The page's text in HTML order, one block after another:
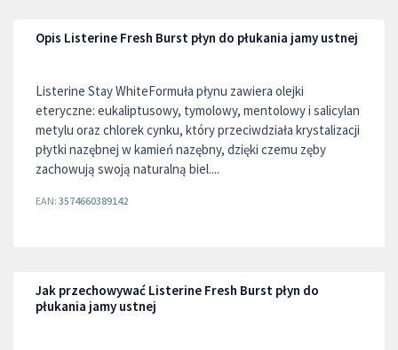
Opis Listerine Fresh Burst płyn do płukania jamy ustnej
Listerine Stay WhiteFormuła płynu zawiera olejki
eteryczne: eukaliptusowy, tymolowy, mentolowy i salicylan
metylu oraz chlorek cynku, który przeciwdziała krystalizacji
płytki nazębnej w kamień nazębny, dzięki czemu zęby
zachowują swoją naturalną biel....
EAN: 3574660389142
Jak przechowywać Listerine Fresh Burst płyn do
płukania jamy ustnej